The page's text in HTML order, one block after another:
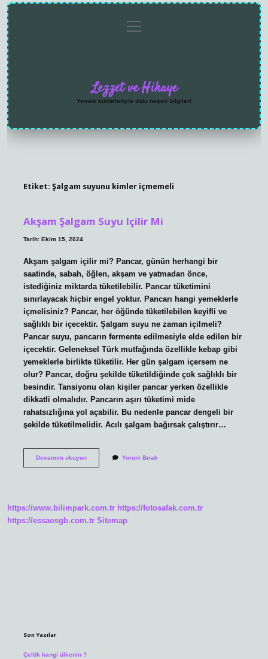
menüyü
aç
Lezzet ve Hikaye
Yemek kültürleriyle dolu neşeli bilgiler!
Etiket: Şalgam suyunu kimler içmemeli
Akşam Şalgam Suyu Içilir Mi
Tarih: Ekim 15, 2024
Akşam şalgam içilir mi? Pancar, günün herhangi bir
saatinde, sabah, öğlen, akşam ve yatmadan önce,
istediğiniz miktarda tüketilebilir. Pancar tüketimini
sınırlayacak hiçbir engel yoktur. Pancarı hangi yemeklerle
içmelisiniz? Pancar, her öğünde tüketilebilen keyifli ve
sağlıklı bir içecektir. Şalgam suyu ne zaman içilmeli?
Pancar suyu, pancarın fermente edilmesiyle elde edilen bir
içecektir. Geleneksel Türk mutfağında özellikle kebap gibi
yemeklerle birlikte tüketilir. Her gün şalgam içersem ne
olur? Pancar, doğru şekilde tüketildiğinde çok sağlıklı bir
besindir. Tansiyonu olan kişiler pancar yerken özellikle
dikkatli olmalıdır. Pancarın aşırı tüketimi mide
rahatsızlığına yol açabilir. Bu nedenle pancar dengeli bir
şekilde tüketilmelidir. Acılı şalgam bağırsak çalıştırır…
Devamını okuyunAkşam
Yorum Bırak
https://www.bilimpark.com.tr https://fotosafak.com.tr
https://essaosgb.com.tr Sitemap
Son Yazılar
Çeltik hangi ülkenin ?